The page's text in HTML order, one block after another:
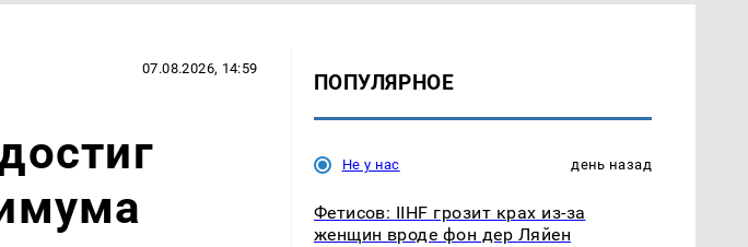
07.08.2026, 14:59
ПОПУЛЯРНОЕ
Не у нас день назад
Фетисов: IIHF грозит крах из-за
женщин вроде фон дер Ляйен